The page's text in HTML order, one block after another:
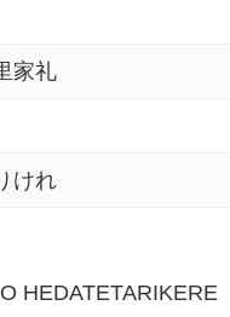
家礼
けれ
HEDATETARIKERE